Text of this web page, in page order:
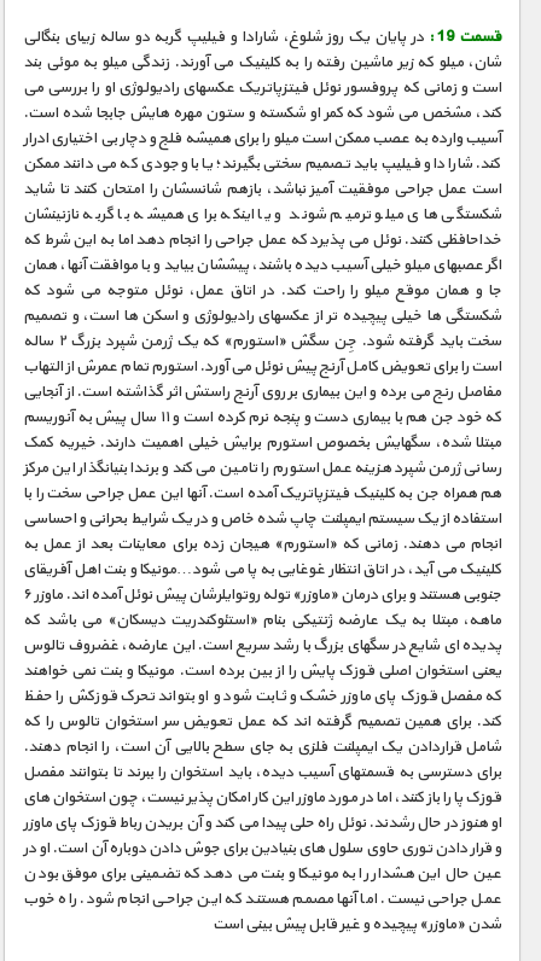
قسمت 19 :
در پایان یک روز شلوغ، شارادا و فیلیپ گربه دو ساله زیبای بنگالی
شان، میلو که زیر ماشین رفته را به کلینیک می آورند. زندگی میلو به موئی بند
است و زمانی که پروفسور نوئل فیتزپاتریک عکسهای رادیولوژی او را بررسی می
کند، مشخص می شود که کمر او شکسته و ستون مهره هایش جابجا شده است.
آسیب وارده به عصب ممکن است میلو را برای همیشه فلج و دچار بی اختیاری ادرار
کند. شارادا و فیلیپ باید تصمیم سختی بگیرند؛ یا با وجودی که می دانند ممکن
است عمل جراحی موفقیت آمیز نباشد، بازهم شانسشان را امتحان کنند تا شاید
شکستگی های میلو ترمیم شوند و یا اینکه برای همیشه با گربه نازنینشان
خداحافظی کنند. نوئل می پذیرد که عمل جراحی را انجام دهد اما به این شرط که
اگر عصبهای میلو خیلی آسیب دیده باشند، پیششان بیاید و با موافقت آنها، همان
جا و همان موقع میلو را راحت کند. در اتاق عمل، نوئل متوجه می شود که
شکستگی ها خیلی پیچیده تر از عکسهای رادیولوژی و اسکن ها است، و تصمیم
سخت باید گرفته شود. جِن سگش «استورم» که یک ژرمن شپرد بزرگ ۲ ساله
است را برای تعویض کامل آرنج پیش نوئل می آورد. استورم تمام عمرش از التهاب
مفاصل رنج می برده و این بیماری بر روی آرنج راستش اثر گذاشته است. از آنجایی
که خود جن هم با بیماری دست و پنجه نرم کرده است و ۱۱ سال پیش به آنوریسم
مبتلا شده، سگهایش بخصوص استورم برایش خیلی اهمیت دارند. خیریه کمک
رسانی ژرمن شپرد هزینه عمل استورم را تامین می کند و برندا بنیانگذار این مرکز
هم همراه جن به کلینیک فیتزپاتریک آمده است. آنها این عمل جراحی سخت را با
استفاده از یک سیستم ایمپلنت چاپ شده خاص و در یک شرایط بحرانی و احساسی
انجام می دهند. زمانی که «استورم» هیجان زده برای معاینات بعد از عمل به
کلینیک می آید، در اتاق انتظار غوغایی به پا می شود…مونیکا و بنت اهل آفریقای
جنوبی هستند و برای درمان «ماوزر» توله روتوایلرشان پیش نوئل آمده اند. ماوزر ۶
ماهه، مبتلا به یک عارضه ژنتیکی بنام «استئوکندریت دیسکان» می باشد که
پدیده ای شایع در سگهای بزرگ با رشد سریع است. این عارضه، غضروف تالوس
یعنی استخوان اصلی قوزک پایش را از بین برده است. مونیکا و بنت نمی خواهند
که مفصل قوزک پای ماوزر خشک و ثابت شود و او بتواند تحرک قوزکش را حفظ
کند. برای همین تصمیم گرفته اند که عمل تعویض سر استخوان تالوس را که
شامل قراردادن یک ایمپلنت فلزی به جای سطح بالایی آن است، را انجام دهند.
برای دسترسی به قسمتهای آسیب دیده، باید استخوان را ببرند تا بتوانند مفصل
قوزک پا را باز کنند، اما در مورد ماوزر این کار امکان پذیر نیست، چون استخوان های
او هنوز در حال رشدند. نوئل راه حلی پیدا می کند و آن بریدن رباط قوزک پای ماوزر
و قرار دادن توری حاوی سلول های بنیادین برای جوش دادن دوباره آن است. او در
عین حال این هشدار را به مونیکا و بنت می دهد که تضمینی برای موفق بودن
عمل جراحی نیست. اما آنها مصمم هستند که این جراحی انجام شود. راه خوب
شدن «ماوزر» پیچیده و غیر قابل پیش بینی است